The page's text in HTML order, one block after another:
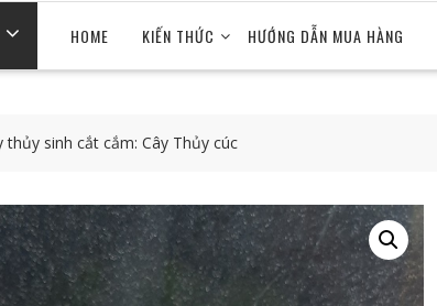
HOME KIẾN THỨC HƯỚNG DẪN MUA HÀNG
thủy sinh cắt cắm: Cây Thủy cúc